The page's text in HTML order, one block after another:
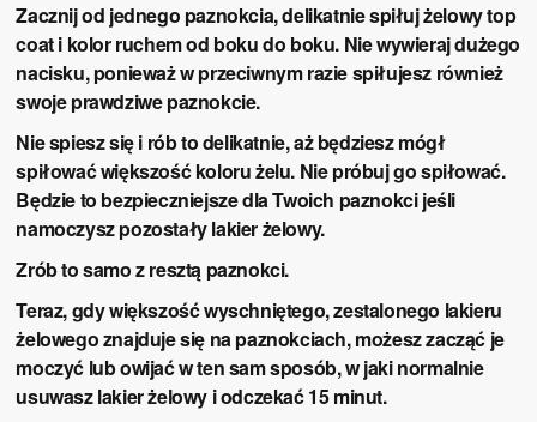
Zacznij od jednego paznokcia, delikatnie spiłuj żelowy top
coat i kolor ruchem od boku do boku. Nie wywieraj dużego
nacisku, ponieważ w przeciwnym razie spiłujesz również
swoje prawdziwe paznokcie.
Nie spiesz się i rób to delikatnie, aż będziesz mógł
spiłować większość koloru żelu. Nie próbuj go spiłować.
Będzie to bezpieczniejsze dla Twoich paznokci jeśli
namoczysz pozostały lakier żelowy.
Zrób to samo z resztą paznokci.
Teraz, gdy większość wyschniętego, zestalonego lakieru
żelowego znajduje się na paznokciach, możesz zacząć je
moczyć lub owijać w ten sam sposób, w jaki normalnie
usuwasz lakier żelowy i odczekać 15 minut.